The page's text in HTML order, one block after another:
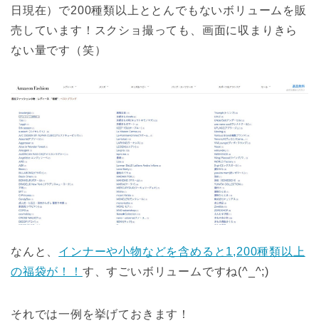
日現在）で200種類以上ととんでもないボリュームを販
売しています！スクショ撮っても、画面に収まりきら
ない量です（笑）
なんと、 インナーや小物などを含めると1,200種類以上
の福袋が！！ す、すごいボリュームですね(^_^;)
それでは一例を挙げておきます！